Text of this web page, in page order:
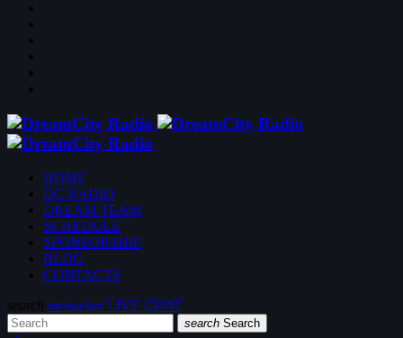
HOME
DC RADIO
DREAM TEAM
SCHEDULE
SPONSORSHIP
BLOG
CONTACTS
search menuchatLIVE CHAT
search Search